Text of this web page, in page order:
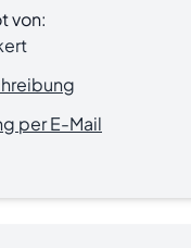
von:
per E-Mail